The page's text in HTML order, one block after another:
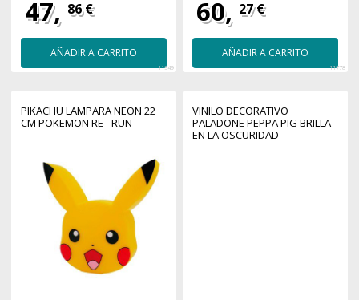
47, 86 €
AÑADIR A CARRITO
11349
60, 27 €
AÑADIR A CARRITO
11778
PIKACHU LAMPARA NEON 22
CM POKEMON RE - RUN
VINILO DECORATIVO
PALADONE PEPPA PIG BRILLA
EN LA OSCURIDAD